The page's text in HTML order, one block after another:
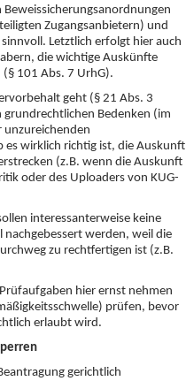
Zugangsanbietern) und
Letztlich erfolgt hier auch
die wichtige Auskünfte
101 Abs. 7 UrhG).
geht (§ 21 Abs. 3
grundrechtlichen Bedenken (im
unzureichenden
es wirklich richtig ist, die Auskunft
(z.B. wenn die Auskunft
oder des Uploaders von KUG-
interessanterweise keine
werden, weil die
zu rechtfertigen ist (z.B.
hier ernst nehmen
prüfen, bevor
erlaubt wird.
gerichtlich